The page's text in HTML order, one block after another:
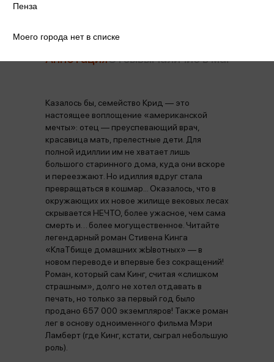
АннотацияОтзывыНаличие в магазинах
Казалось бы, семейство Крид — это
настоящее воплощение «американской
мечты»: отец — преуспевающий врач,
красавица мать, прелестные дети. Для
полной идиллии им не хватает лишь
большого старинного дома, куда они вскоре
и переезжают. Но идиллия вдруг стала
превращаться в кошмар... Оказалось, что в
окружающих их новое жилище вековых лесах
скрывается НЕЧТО, более ужасное, чем сама
смерть и… более могущественное. Читайте
легендарный роман Стивена Кинга
«КлаТбище домашних жЫвотных» — в
новом переводе и впервые без сокращений!
Роман, который сам Кинг, считая «слишком
страшным», долго не хотел отдавать в
печать, но только за первый год было
продано 657 000 экземпляров! Также роман
лег в основу одноименного фильма Мэри
Ламберт (где Кинг, кстати, сыграл небольшую
роль).
Пенза
Моего города нет в списке